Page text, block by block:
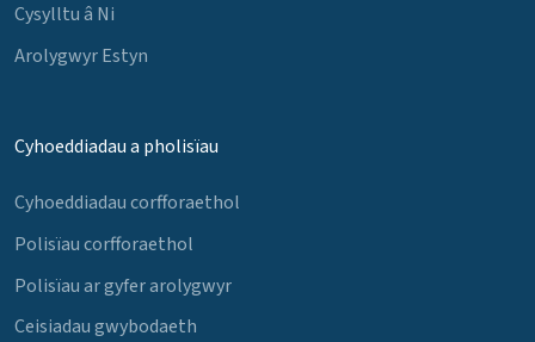
Cysylltu â Ni
Arolygwyr Estyn
Cyhoeddiadau a pholisïau
Cyhoeddiadau corfforaethol
Polisïau corfforaethol
Polisïau ar gyfer arolygwyr
Ceisiadau gwybodaeth